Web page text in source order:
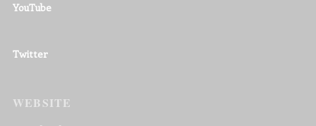
YouTube
Twitter
WEBSITE